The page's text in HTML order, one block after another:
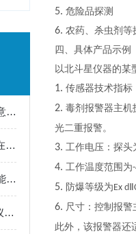
口部毒剂报警器的安装与调试注意事项
RFDG01型人防口部毒剂报警器在应急响应中的应用效果
人防钢筋混凝土扫描仪的应用性能研究
RFQF01型人防空气放射性监测仪的工作原理与技术分析
5. 危险品探测
6. 农药、杀虫剂等
四、具体产品示例
以北斗星仪器的某
1. 传感器技术指标
2. 毒剂报警器主机
光二重报警。
3. 工作电压：探头
4. 工作温度范围为
5. 防爆等级为Ex
6. 尺寸：控制报警
此外，该报警器还